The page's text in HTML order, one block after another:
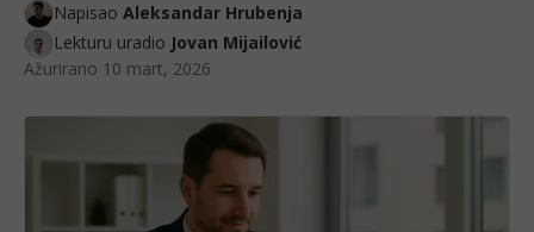
Napisao Aleksandar Hrubenja
Lekturu uradio Jovan Mijailović
Ažurirano 10 mart, 2026